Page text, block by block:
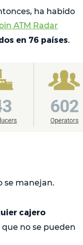
ha habido
ATM Radar
en 76 países.
se manejan.
cajero
no se pueden